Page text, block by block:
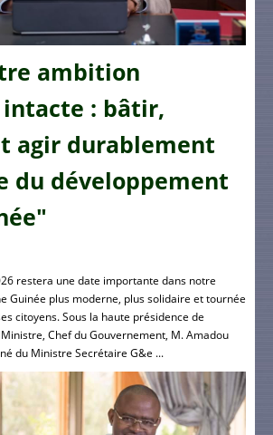
ambition
: bâtir,
agir durablement
du développement
restera une date importante dans notre
Guinée plus moderne, plus solidaire et tournée
citoyens. Sous la haute présidence de
Chef du Gouvernement, M. Amadou
du Ministre Secrétaire G&e ...